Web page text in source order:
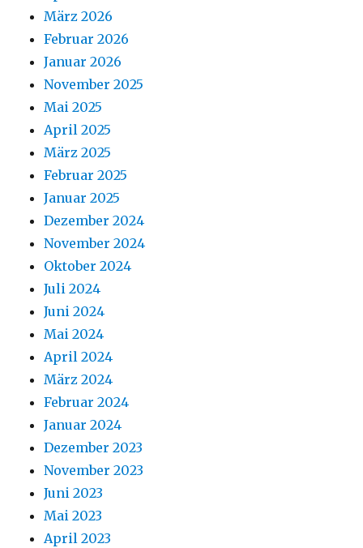
März 2026
Februar 2026
Januar 2026
November 2025
Mai 2025
April 2025
März 2025
Februar 2025
Januar 2025
Dezember 2024
November 2024
Oktober 2024
Juli 2024
Juni 2024
Mai 2024
April 2024
März 2024
Februar 2024
Januar 2024
Dezember 2023
November 2023
Juni 2023
Mai 2023
April 2023